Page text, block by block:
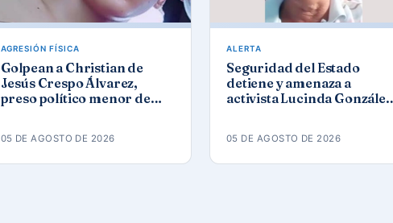
AGRESIÓN FÍSICA
Golpean a Christian de
Jesús Crespo Álvarez,
preso político menor de
05 DE AGOSTO DE 2026
ALERTA
Seguridad del Estado
detiene y amenaza a
activista Lucinda González
05 DE AGOSTO DE 2026